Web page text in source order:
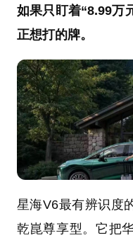
如果只盯着“8.99万
正想打的牌。
星海V6最有辨识度
乾崑尊享型。它把